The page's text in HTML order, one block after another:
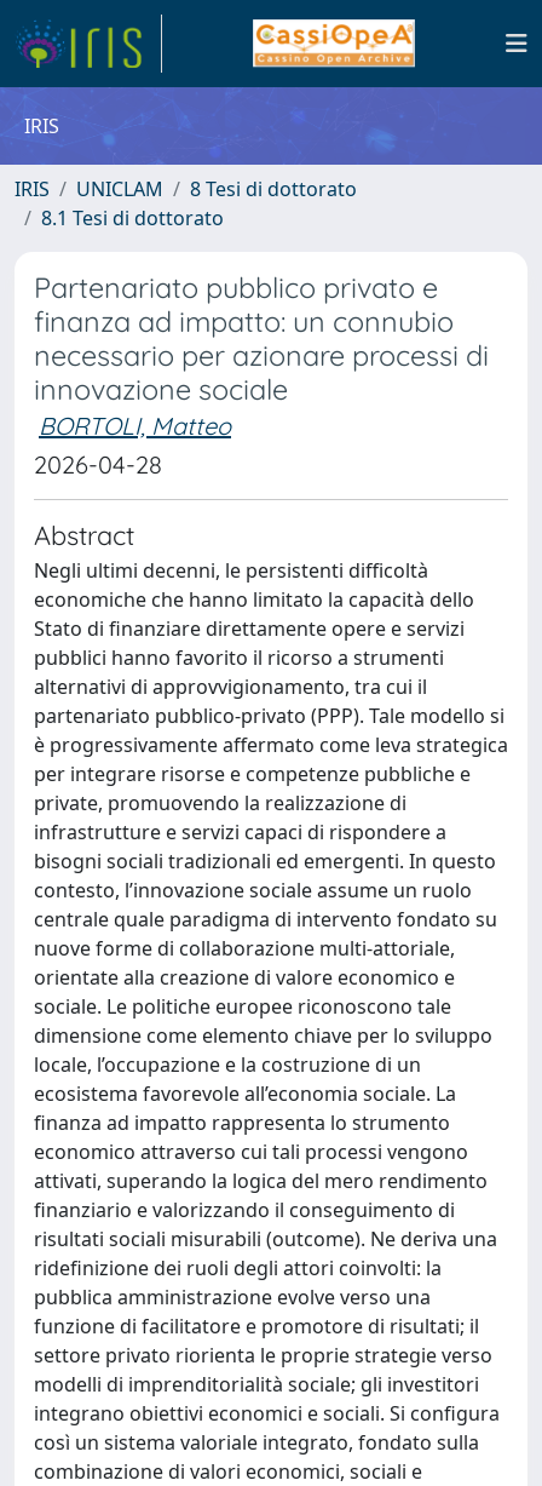
IRIS
IRIS UNICLAM
8 Tesi di dottorato
8.1 Tesi di dottorato
Partenariato pubblico privato e
finanza ad impatto: un connubio
necessario per azionare processi di
innovazione sociale
BORTOLI, Matteo
2026-04-28
Abstract
Negli ultimi decenni, le persistenti difficoltà
economiche che hanno limitato la capacità dello
Stato di finanziare direttamente opere e servizi
pubblici hanno favorito il ricorso a strumenti
alternativi di approvvigionamento, tra cui il
partenariato pubblico-privato (PPP). Tale modello si
è progressivamente affermato come leva strategica
per integrare risorse e competenze pubbliche e
private, promuovendo la realizzazione di
infrastrutture e servizi capaci di rispondere a
bisogni sociali tradizionali ed emergenti. In questo
contesto, l’innovazione sociale assume un ruolo
centrale quale paradigma di intervento fondato su
nuove forme di collaborazione multi-attoriale,
orientate alla creazione di valore economico e
sociale. Le politiche europee riconoscono tale
dimensione come elemento chiave per lo sviluppo
locale, l’occupazione e la costruzione di un
ecosistema favorevole all’economia sociale. La
finanza ad impatto rappresenta lo strumento
economico attraverso cui tali processi vengono
attivati, superando la logica del mero rendimento
finanziario e valorizzando il conseguimento di
risultati sociali misurabili (outcome). Ne deriva una
ridefinizione dei ruoli degli attori coinvolti: la
pubblica amministrazione evolve verso una
funzione di facilitatore e promotore di risultati; il
settore privato riorienta le proprie strategie verso
modelli di imprenditorialità sociale; gli investitori
integrano obiettivi economici e sociali. Si configura
così un sistema valoriale integrato, fondato sulla
combinazione di valori economici, sociali e